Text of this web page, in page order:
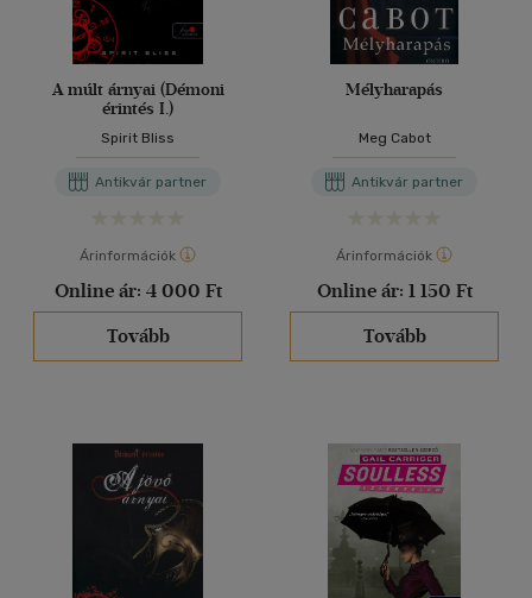
A múlt árnyai (Démoni
érintés I.)
Spirit Bliss
Antikvár partner
Árinformációk
Online ár: 4 000 Ft
Tovább
Mélyharapás
Meg Cabot
Antikvár partner
Árinformációk
Online ár: 1 150 Ft
Tovább